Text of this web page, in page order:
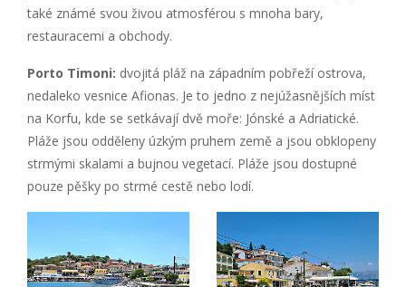
také známé svou živou atmosférou s mnoha bary,
restauracemi a obchody.
Porto Timoni: dvojitá pláž na západním pobřeží ostrova,
nedaleko vesnice Afionas. Je to jedno z nejúžasnějších míst
na Korfu, kde se setkávají dvě moře: Jónské a Adriatické.
Pláže jsou odděleny úzkým pruhem země a jsou obklopeny
strmými skalami a bujnou vegetací. Pláže jsou dostupné
pouze pěšky po strmé cestě nebo lodí.